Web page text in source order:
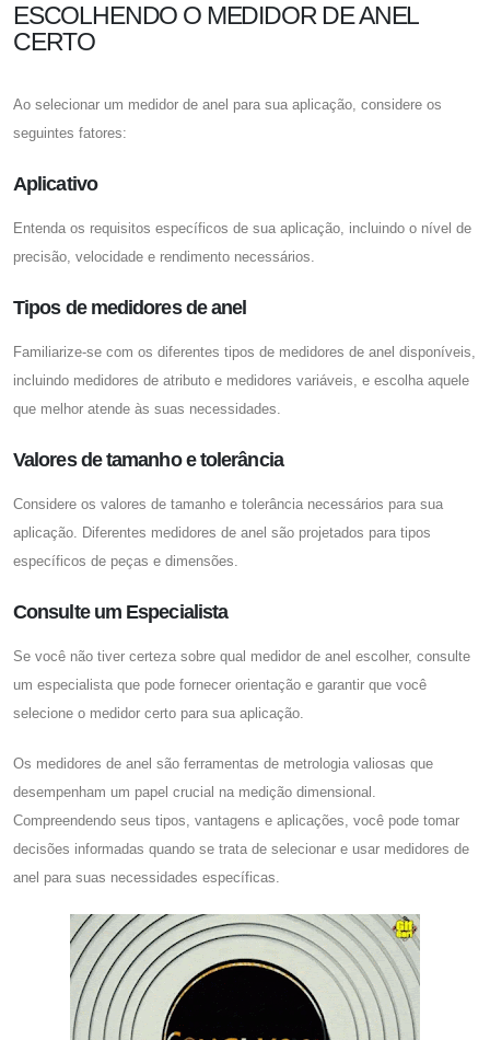
ESCOLHENDO O MEDIDOR DE ANEL
CERTO
Ao selecionar um medidor de anel para sua aplicação, considere os
seguintes fatores:
Aplicativo
Entenda os requisitos específicos de sua aplicação, incluindo o nível de
precisão, velocidade e rendimento necessários.
Tipos de medidores de anel
Familiarize-se com os diferentes tipos de medidores de anel disponíveis,
incluindo medidores de atributo e medidores variáveis, e escolha aquele
que melhor atende às suas necessidades.
Valores de tamanho e tolerância
Considere os valores de tamanho e tolerância necessários para sua
aplicação. Diferentes medidores de anel são projetados para tipos
específicos de peças e dimensões.
Consulte um Especialista
Se você não tiver certeza sobre qual medidor de anel escolher, consulte
um especialista que pode fornecer orientação e garantir que você
selecione o medidor certo para sua aplicação.
Os medidores de anel são ferramentas de metrologia valiosas que
desempenham um papel crucial na medição dimensional.
Compreendendo seus tipos, vantagens e aplicações, você pode tomar
decisões informadas quando se trata de selecionar e usar medidores de
anel para suas necessidades específicas.